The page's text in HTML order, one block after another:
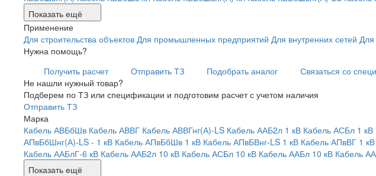
Показать ещё
Применение
Для строительства объектов Для промышленных предприятий Для внутренних сетей Для
Нужна помощь?
Получить расчет
Отправить ТЗ Подобрать аналог
Связаться со
Не нашли нужный товар?
Подберем по ТЗ или спецификации и подготовим расчет с учетом наличия
Отправить ТЗ
Марка
Кабель АВБбШв Кабель АВВГ Кабель АВВГнг(А)-LS Кабель ААБ2л 1 кВ Кабель АСБл 1 кВ
АПвБбШнг(А)-LS - 1 кВ Кабель АПвБбШв 1 кВ Кабель АПвБВнг-LS 1 кВ Кабель АПвВГ 1 кВ
Кабель ААБлГ-6 кВ Кабель ААБ2л 10 кВ Кабель АСБл 10 кВ Кабель ААБл 10 кВ Кабель
Показать ещё